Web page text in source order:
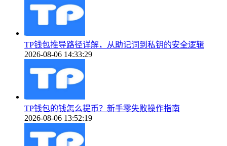
TP钱包推导路径详解，从助记词到私钥的安全逻辑
2026-08-06 14:33:29
TP钱包的钱怎么提币？新手零失败操作指南
2026-08-06 13:52:19